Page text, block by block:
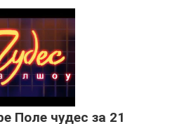
Поле чудес за 21